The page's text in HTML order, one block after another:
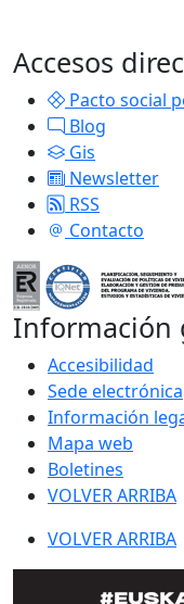
Accesos
Pacto social
Blog
Gis
Newsletter
RSS
Contacto
Información
Accesibilidad
Sede electrónica
Información
Mapa web
Boletines
VOLVER ARRIBA
VOLVER ARRIBA